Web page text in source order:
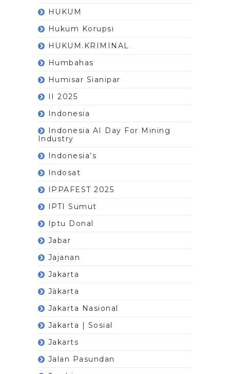
HUKUM
Hukum Korupsi
HUKUM.KRIMINAL
Humbahas
Humisar Sianipar
II 2025
Indonesia
Indonesia AI Day For Mining
Industry
Indonesia’s
Indosat
IPPAFEST 2025
IPTI Sumut
Iptu Donal
Jabar
Jajanan
Jakarta
Jàkarta
Jakarta Nasional
Jakarta | Sosial
Jakarts
Jalan Pasundan